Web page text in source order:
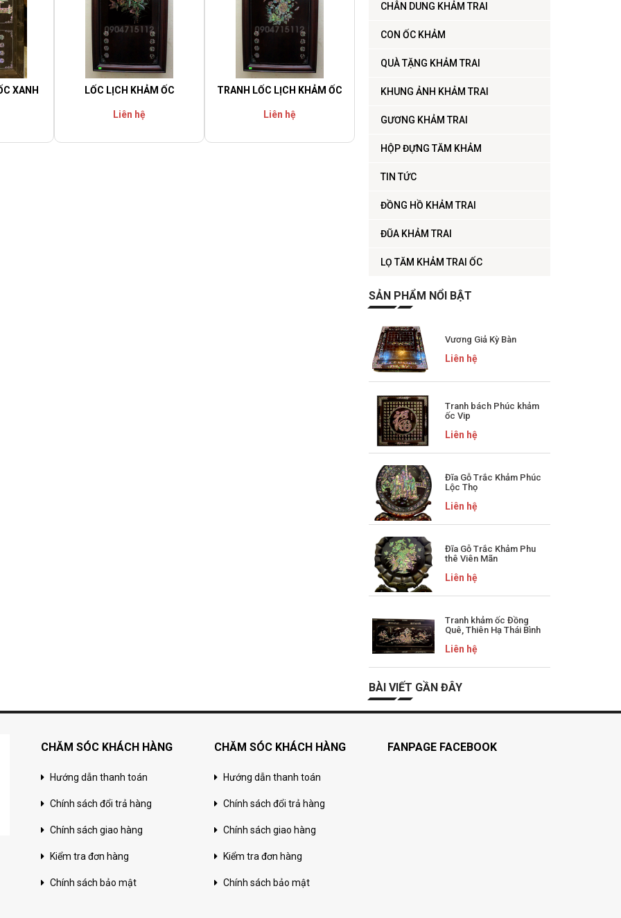
XANH LỐC LỊCH KHẢM ỐC
Liên hệ
TRANH LỐC LỊCH KHẢM ỐC
Liên hệ
CHÂN DUNG KHẢM TRAI
CON ỐC KHẢM
QUÀ TẶNG KHẢM TRAI
KHUNG ẢNH KHẢM TRAI
GƯƠNG KHẢM TRAI
HỘP ĐỰNG TĂM KHẢM
TIN TỨC
ĐỒNG HỒ KHẢM TRAI
ĐŨA KHẢM TRAI
LỌ TĂM KHẢM TRAI ỐC
SẢN PHẨM NỔI BẬT
Vương Giả Kỳ Bàn
Liên hệ
Tranh bách Phúc khảm
ốc Vip
Liên hệ
Đĩa Gỗ Trắc Khảm Phúc
Lộc Thọ
Liên hệ
Đĩa Gỗ Trắc Khảm Phu
thê Viên Mãn
Liên hệ
Tranh khảm ốc Đồng
Quê, Thiên Hạ Thái Bình
Liên hệ
BÀI VIẾT GẦN ĐÂY
CHĂM SÓC KHÁCH HÀNG
Hướng dẫn thanh toán
Chính sách đổi trả hàng
Chính sách giao hàng
Kiểm tra đơn hàng
Chính sách bảo mật
CHĂM SÓC KHÁCH HÀNG
Hướng dẫn thanh toán
Chính sách đổi trả hàng
Chính sách giao hàng
Kiểm tra đơn hàng
Chính sách bảo mật
FANPAGE FACEBOOK